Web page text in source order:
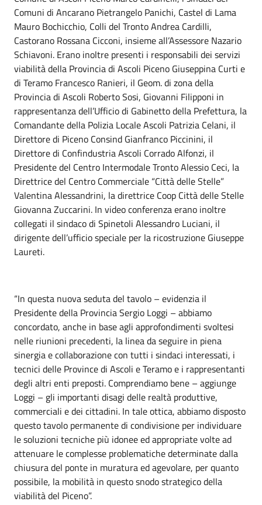
Comuni di Ancarano Pietrangelo Panichi, Castel di Lama
Mauro Bochicchio, Colli del Tronto Andrea Cardilli,
Castorano Rossana Cicconi, insieme all’Assessore Nazario
Schiavoni. Erano inoltre presenti i responsabili dei servizi
viabilità della Provincia di Ascoli Piceno Giuseppina Curti e
di Teramo Francesco Ranieri, il Geom. di zona della
Provincia di Ascoli Roberto Sosi, Giovanni Filipponi in
rappresentanza dell’Ufficio di Gabinetto della Prefettura, la
Comandante della Polizia Locale Ascoli Patrizia Celani, il
Direttore di Piceno Consind Gianfranco Piccinini, il
Direttore di Confindustria Ascoli Corrado Alfonzi, il
Presidente del Centro Intermodale Tronto Alessio Ceci, la
Direttrice del Centro Commerciale “Città delle Stelle”
Valentina Alessandrini, la direttrice Coop Città delle Stelle
Giovanna Zuccarini. In video conferenza erano inoltre
collegati il sindaco di Spinetoli Alessandro Luciani, il
dirigente dell’ufficio speciale per la ricostruzione Giuseppe
Laureti.
“In questa nuova seduta del tavolo – evidenzia il
Presidente della Provincia Sergio Loggi – abbiamo
concordato, anche in base agli approfondimenti svoltesi
nelle riunioni precedenti, la linea da seguire in piena
sinergia e collaborazione con tutti i sindaci interessati, i
tecnici delle Province di Ascoli e Teramo e i rappresentanti
degli altri enti preposti. Comprendiamo bene – aggiunge
Loggi – gli importanti disagi delle realtà produttive,
commerciali e dei cittadini. In tale ottica, abbiamo disposto
questo tavolo permanente di condivisione per individuare
le soluzioni tecniche più idonee ed appropriate volte ad
attenuare le complesse problematiche determinate dalla
chiusura del ponte in muratura ed agevolare, per quanto
possibile, la mobilità in questo snodo strategico della
viabilità del Piceno”.